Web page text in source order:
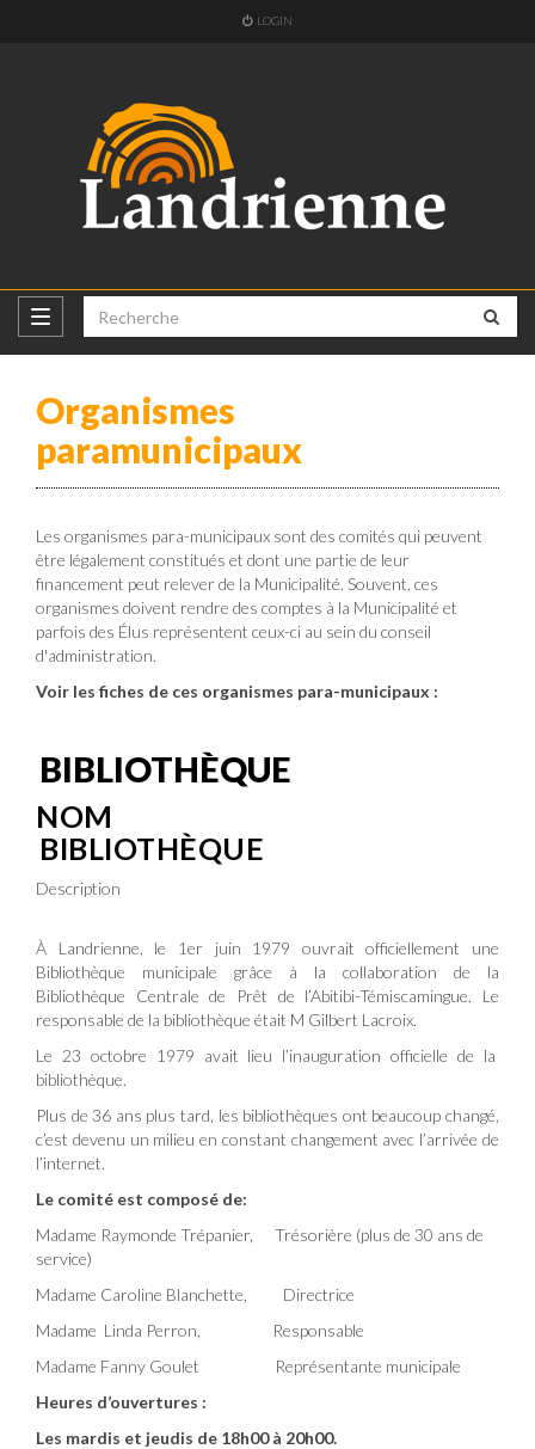
LOGIN
Organismes
paramunicipaux
Les organismes para-municipaux sont des comités qui peuvent
être légalement constitués et dont une partie de leur
financement peut relever de la Municipalité. Souvent, ces
organismes doivent rendre des comptes à la Municipalité et
parfois des Élus représentent ceux-ci au sein du conseil
d'administration.
Voir les fiches de ces organismes para-municipaux :
BIBLIOTHÈQUE
NOM
BIBLIOTHÈQUE
Description
À Landrienne, le 1er juin 1979 ouvrait officiellement une
Bibliothèque municipale grâce à la collaboration de la
Bibliothèque Centrale de Prêt de l’Abitibi-Témiscamingue. Le
responsable de la bibliothèque était M Gilbert Lacroix.
Le 23 octobre 1979 avait lieu l’inauguration officielle de la
bibliothèque.
Plus de 36 ans plus tard, les bibliothèques ont beaucoup changé,
c’est devenu un milieu en constant changement avec l’arrivée de
l’internet.
Le comité est composé de:
Madame Raymonde Trépanier, Trésorière (plus de 30 ans de
service)
Madame Caroline Blanchette, Directrice
Madame Linda Perron, Responsable
Madame Fanny Goulet Représentante municipale
Heures d’ouvertures :
Les mardis et jeudis de 18h00 à 20h00.